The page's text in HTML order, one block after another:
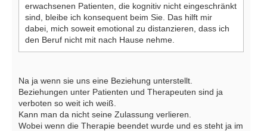
erwachsenen Patienten, die kognitiv nicht eingeschränkt
sind, bleibe ich konsequent beim Sie. Das hilft mir
dabei, mich soweit emotional zu distanzieren, dass ich
den Beruf nicht mit nach Hause nehme.
Na ja wenn sie uns eine Beziehung unterstellt.
Beziehungen unter Patienten und Therapeuten sind ja
verboten so weit ich weiß.
Kann man da nicht seine Zulassung verlieren.
Wobei wenn die Therapie beendet wurde und es steht ja im